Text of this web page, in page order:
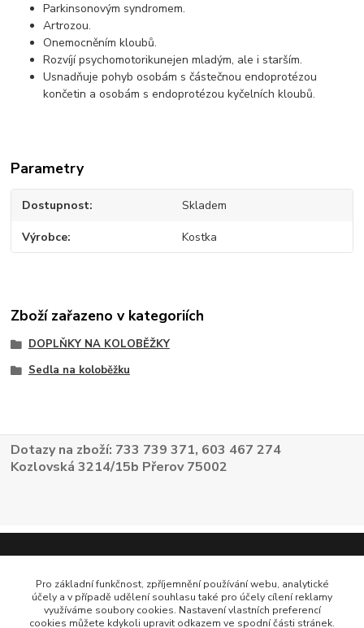
Parkinsonovým syndromem.
Artrozou.
Onemocněním kloubů.
Rozvíjí psychomotorikunejen mladým, ale i starším.
Usnadňuje pohyb osobám s částečnou endoprotézou
končetin a osobám s endoprotézou kyčelních kloubů.
Parametry
Dostupnost Skladem
Výrobce Kostka
Zboží zařazeno v kategoriích
DOPLŇKY NA KOLOBĚŽKY
Sedla na koloběžku
Dotazy na zboží: 733 739 371, 603 467 274
Kozlovská 3214/15b Přerov 75002
Pro základní funkčnost, zpříjemnění používání webu, analytické
účely a v případě udělení souhlasu také pro účely cílení reklamy
využíváme soubory cookies. Nastavení vlastních preferencí
cookies můžete kdykoli upravit odkazem ve spodní části stránek.